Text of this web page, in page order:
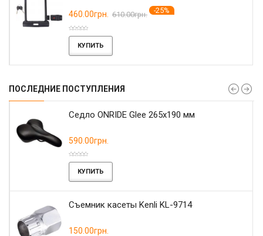
460.00грн. 610.00грн. -25%
КУПИТЬ
ПОСЛЕДНИЕ ПОСТУПЛЕНИЯ
Седло ONRIDE Glee 265x190 мм
590.00грн.
КУПИТЬ
Съемник касеты Kenli KL-9714
150.00грн.